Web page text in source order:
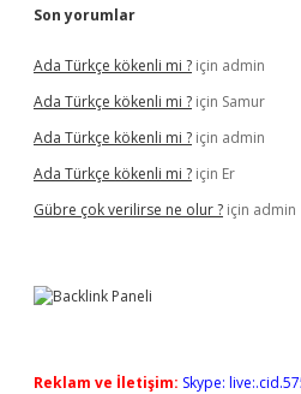
Son yorumlar
Ada Türkçe kökenli mi ? için admin
Ada Türkçe kökenli mi ? için Samur
Ada Türkçe kökenli mi ? için admin
Ada Türkçe kökenli mi ? için Er
Gübre çok verilirse ne olur ? için admin
Reklam ve İletişim: Skype: